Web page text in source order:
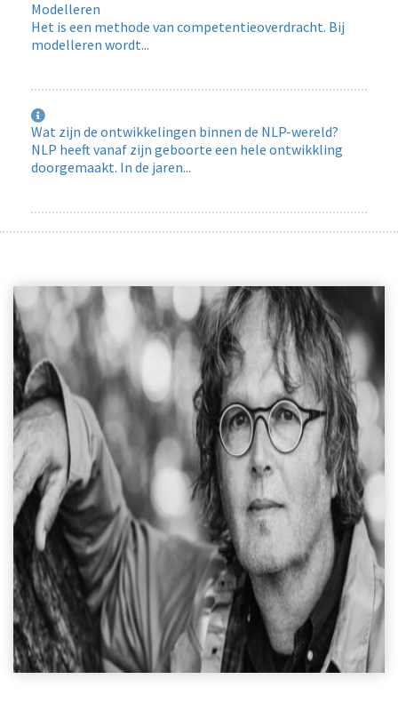
Modelleren
Het is een methode van competentieoverdracht. Bij
modelleren wordt...
Wat zijn de ontwikkelingen binnen de NLP-wereld?
NLP heeft vanaf zijn geboorte een hele ontwikkling
doorgemaakt. In de jaren...